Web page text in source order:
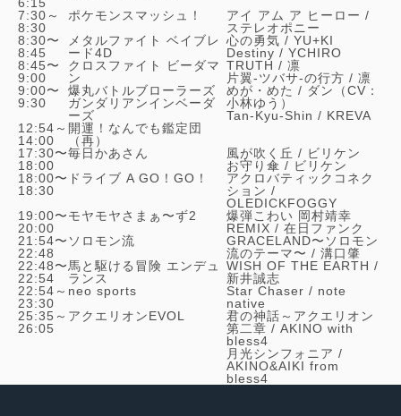
7:30～
8:30
ポケモンスマッシュ！
アイ アム ア ヒーロー /
ステレオポニー
8:30〜
8:45
メタルファイト ベイブレ
ード4D
心の勇気 / YU+KI
Destiny / YCHIRO
8:45〜
9:00
クロスファイト ビーダマ
ン
TRUTH / 凛
片翼-ツバサ-の行方 / 凛
9:00〜
9:30
爆丸バトルブローラーズ
ガンダリアンインベーダ
ーズ
めが・めた / ダン（CV：
小林ゆう）
Tan-Kyu-Shin / KREVA
12:54～
14:00
開運！なんでも鑑定団
（再）
17:30〜
18:00
毎日かあさん 風が吹く丘 / ビリケン
お守り傘 / ビリケン
18:00〜
18:30
ドライブ A GO！GO！
アクロバティックコネク
ション /
OLEDICKFOGGY
19:00〜
20:00
モヤモヤさまぁ〜ず2
爆弾こわい 岡村靖幸
REMIX / 在日ファンク
21:54〜
22:48
ソロモン流
GRACELAND〜ソロモン
流のテーマ〜 / 溝口肇
22:48〜
22:54
馬と駆ける冒険 エンデュ
ランス
WISH OF THE EARTH /
新井誠志
22:54～
23:30
neo sports Star Chaser / note
native
25:35～
26:05
アクエリオンEVOL
君の神話～アクエリオン
第二章 / AKINO with
bless4
月光シンフォニア /
AKINO&AIKI from
bless4